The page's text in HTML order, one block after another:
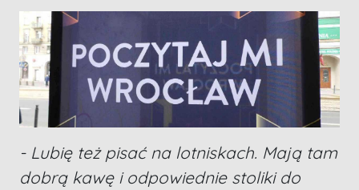
- Lubię też pisać na lotniskach. Mają tam
dobrą kawę i odpowiednie stoliki do